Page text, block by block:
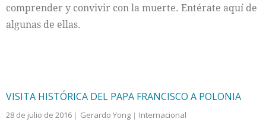
comprender y convivir con la muerte. Entérate aquí de
algunas de ellas.
VISITA HISTÓRICA DEL PAPA FRANCISCO A POLONIA
28 de julio de 2016 Gerardo Yong
Internacional